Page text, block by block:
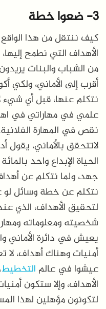
3- ضعوا خطة
كيف ننتقل من هذا
الأهداف التي نطمح
من الشباب والبنات
أقرب إلى الأماني، ولكي
نتكلم عنها، قبل أي
علمي في مهاراتي في
نقص في المهارة
لاتتحقق بالأماني،
الحياة الإبداع واحد
جهد، ولما نتكلم عن
نتكلم عن خطة وسائل لو
لتحقيق الأهداف، الذي
شخصيته ومعلوماته
يعيش في دائرة الأماني
أمنيات وهناك أهداف، لا
عيشوا في عالم التخطيط
الأهداف، وإلا ستكون
لتكونون مؤهلين لهذا